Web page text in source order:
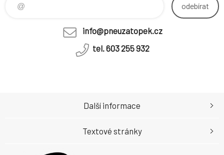
odebírat
info@pneuzatopek.cz
tel. 603 255 932
Další informace
Textové stránky